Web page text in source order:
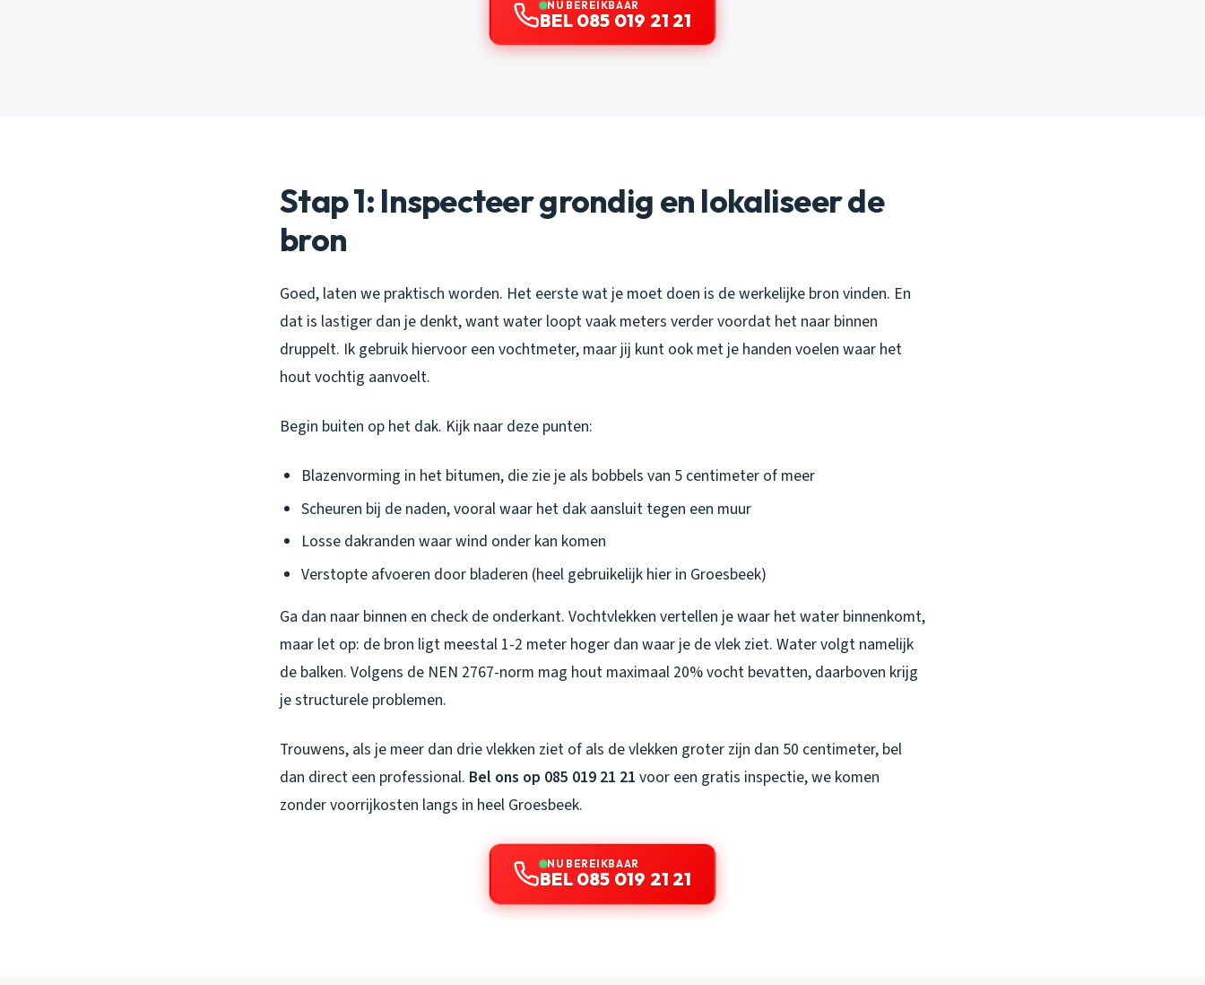
NU BEREIKBAAR
BEL 085 019 21 21
Stap 1: Inspecteer grondig en lokaliseer de
bron
Goed, laten we praktisch worden. Het eerste wat je moet doen is de werkelijke bron vinden. En
dat is lastiger dan je denkt, want water loopt vaak meters verder voordat het naar binnen
druppelt. Ik gebruik hiervoor een vochtmeter, maar jij kunt ook met je handen voelen waar het
hout vochtig aanvoelt.
Begin buiten op het dak. Kijk naar deze punten:
Blazenvorming in het bitumen, die zie je als bobbels van 5 centimeter of meer
Scheuren bij de naden, vooral waar het dak aansluit tegen een muur
Losse dakranden waar wind onder kan komen
Verstopte afvoeren door bladeren (heel gebruikelijk hier in Groesbeek)
Ga dan naar binnen en check de onderkant. Vochtvlekken vertellen je waar het water binnenkomt,
maar let op: de bron ligt meestal 1-2 meter hoger dan waar je de vlek ziet. Water volgt namelijk
de balken. Volgens de NEN 2767-norm mag hout maximaal 20% vocht bevatten, daarboven krijg
je structurele problemen.
Trouwens, als je meer dan drie vlekken ziet of als de vlekken groter zijn dan 50 centimeter, bel
dan direct een professional. Bel ons op 085 019 21 21 voor een gratis inspectie, we komen
zonder voorrijkosten langs in heel Groesbeek.
NU BEREIKBAAR
BEL 085 019 21 21